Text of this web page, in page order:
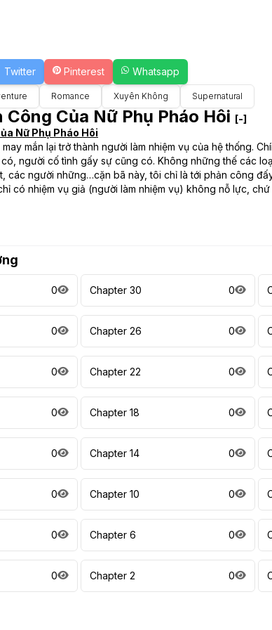
Twitter Pinterest Whatsapp
Romance Xuyên Không Supernatural
Công Của Nữ Phụ Pháo Hôi [-]
Nữ Phụ Pháo Hôi
mắn lại trở thành người làm nhiệm vụ của hệ thống.
người cố tình gấy sự cũng có. Không những thế các
các người những…cặn bã này, tôi chỉ là tới phản công
có nhiệm vụ giả (người làm nhiệm vụ) không nỗ lực,
0 Chapter 30 0
0 Chapter 26 0
0 Chapter 22 0
0 Chapter 18 0
0 Chapter 14 0
0 Chapter 10 0
0 Chapter 6 0
0 Chapter 2 0